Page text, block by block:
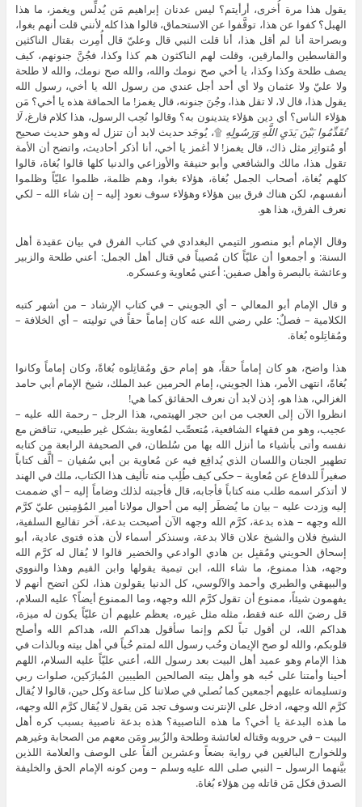
يقول هذا مرة أُخرى، أرأيتم؟ ليس عدنان إبراهيم مَن يُدلِّس ويغمز، ما هذا
الهبل؟ كفوا عن هذا، توقَّفوا عن الاستحماق، قالوا هذا كله لأنني قلت أنهم بغوا،
وبصراحة أنا لم أقل هذا، أنا قلت النبي قال وعليّ قال أُمِرت بقتال الناكثين
والقاسطين والمارقين، وقلت لهم الناكثون هم كذا وكذا، فجُنَّ جنونهم، كيف
يصف طلحة وكذا وكذا، يا أخي صح نومك والله، والله صح نومك، والله لا طلحة
ولا عليّ ولا عثمان ولا أي أحد أجل عندي من رسول الله يا أخي، رسول الله
يقول هذا، قال لا، لا تقل هذا، وجُنَ جنونه، قال يغمز! ما الحماقة هذه يا أخي؟ مَن
هؤلاء الناس؟ أي دين هؤلاء يتدينون به؟ وقالوا نُحِب الرسول، هذا كلام فارغ،لَا
تُقَدِّمُوا بَيْنَ يَدَيِ اللَّهِ وَرَسُولِهِ ۩، يُوجَد حديث لابد أن تنزل له وهو حديث صحيح
أو مُتواتِر مثل ذاك، قال يغمز! لا أغمز يا أخي، أنا أذكر أحاديث، واتضح أن الأمة
تقول هذا، مالك والشافعي وأبو حنيفة والأوزاعي والدنيا كلها قالوا بُغاة، قالوا
كلهم بُغاة، أصحاب الجمل بُغاة، هؤلاء بغوا، وهم ظلمة، ظلموا عليّاً وظلموا
أنفسهم، لكن هناك فرق بين هؤلاء وهؤلاء سوف نعود إليه – إن شاء الله – لكي
نعرف الفرق، هذا هو.
وقال الإمام أبو منصور التيمي البغدادي في كتاب الفرق في بيان عقيدة أهل
السنة: و أجمعوا أن عليّاً كان مُصيباً في قتال أهل الجمل: أعني طلحة والزبير
وعائشة بالبصرة وأهل صفين: أعني مُعاوية وعسكره.
و قال الإمام أبو المعالي – أي الجويني – في كتاب الإرشاد – من أشهر كتبه
الكلامية – فصلٌ: علي رضي الله عنه كان إماماً حقاً في توليته – أي الخلافة –
ومُقاتِلوه بُغاة.
هذا واضح، هو كان إماماً حقاً، هو إمام حق ومُقاتِلوه بُغاةً، وكان إماماً وكانوا
بُغاةً، انتهى الأمر، هذا الجويني، إمام الحرمين عبد الملك، شيخ الإمام أبي حامد
الغزالي، هذا هو، إذن لابد أن نعرف الحقائق كما هي!
انظروا الآن إلى العجب من ابن حجر الهيتمي، هذا الرجل – رحمة الله عليه –
عجيب، وهو من فقهاء الشافعية، مُتعصِّب لمُعاوية بشكل غير طبيعي، تناقض مع
نفسه وأتى بأشياء ما أنزل الله بها من سُلطان، في الصحيفة الرابعة من كتابه
تطهير الجنان واللسان الذي يُدافِع فيه عن مُعاوية بن أبي سُفيان – ألَّف كتاباً
صغيراً للدفاع عن مُعاوية – حكى كيف طُلِب منه تأليف هذا الكتاب، ملك في الهند
لا أتذكر اسمه طلب منه كتاباً فأجابه، قال فأجبته لذلك وضاماً إليه – أي ضممت
إليه وزدت عليه – بيان ما يُضطَر إليه من أحوال مولانا أمير المُؤمِنين عليّ كرَّم
الله وجهه – هذه بدعة، كرَّم الله وجهه الآن أصبحت بدعة، آخر تقاليع السلفية،
الشيخ فلان والشيخ علان قالا بدعة، وسنذكر أسماء لأن هذه فتوى عادية، أبو
إسحاق الحويني ومُقبِل بن هادي الوادعي والخضير قالوا لا يُقال له كرَّم الله
وجهه، هذا ممنوع، ما شاء الله، ابن تيمية يقولها وابن القيم وهذا والنووي
والبيهقي والطبري وأحمد والآلوسي، كل الدنيا يقولون هذا، لكن اتضح أنهم لا
يفهمون شيئاً، ممنوع أن تقول كرَّم الله وجهه، وما الممنوع أيضاً؟ عليه السلام،
قل رضيَ الله عنه فقط، مثله مثل غيره، يعظم عليهم أن عليّاً يكون له ميزة،
هداكم الله، لن أقول تباً لكم وإنما سأقول هداكم الله، هداكم الله وأصلح
قلوبكم، والله لو صح الإيمان وحُب رسول الله لمتم حُباً في أهل بيته وبالذات في
هذا الإمام وهو عميد أهل البيت بعد رسول الله، أعني عليّاً عليه السلام، اللهم
أحينا وأمتنا على حُبه هو وأهل بيته الصالحين الطيبين المُبارَكين، صلوات ربي
وتسليماته عليهم أجمعين كما نُصلي في صلاتنا كل ساعة وكل حين، قالوا لا يُقال
كرَّم الله وجهه، ادخل على الإنترنت وسوف تجد مَن يقول لا يُقال كرَّم الله وجهه،
ما هذه البدعة يا أخي؟ ما هذه الناصبية؟ هذه بدعة ناصبية بسبب كره أهل
البيت – في حروبه وقتاله لعائشة وطلحة والزُبير ومَن معهم من الصحابة وغيرهم
وللخوارج البالغين في رواية بضعاً وعشرين ألفاً على الوصف والعلامة اللذين
بيَّنهما الرسول – النبي صلى الله عليه وسلم – ومن كونه الإمام الحق والخليفة
الصدق فكل مَن قاتله مِن هؤلاء بُغاة.